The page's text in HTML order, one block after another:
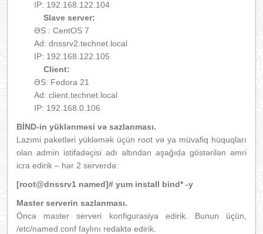
IP: 192.168.122.104
Slave server:
ƏS : CentOS 7
Ad: dnssrv2.technet.local
IP: 192.168.122.105
Client:
ƏS: Fedora 21
Ad: client.technet.local
IP: 192.168.0.106
BİND-in yüklənməsi və sazlanması.
Lazımi paketləri yükləmək üçün root və ya müvafiq hüquqları
olan admin istifadəçisi adı altından aşağıda göstərilən əmri
icra edirik – hər 2 serverdə:
[root@dnssrv1 named]# yum install bind* -y
Master serverin sazlanması.
Öncə master serveri konfigurasiya edirik. Bunun üçün,
/etc/named.conf faylını redaktə edirik.